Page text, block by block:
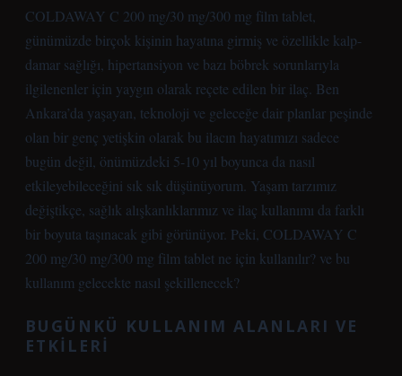
COLDAWAY C 200 mg/30 mg/300 mg film tablet,
günümüzde birçok kişinin hayatına girmiş ve özellikle kalp-
damar sağlığı, hipertansiyon ve bazı böbrek sorunlarıyla
ilgilenenler için yaygın olarak reçete edilen bir ilaç. Ben
Ankara’da yaşayan, teknoloji ve geleceğe dair planlar peşinde
olan bir genç yetişkin olarak bu ilacın hayatımızı sadece
bugün değil, önümüzdeki 5-10 yıl boyunca da nasıl
etkileyebileceğini sık sık düşünüyorum. Yaşam tarzımız
değiştikçe, sağlık alışkanlıklarımız ve ilaç kullanımı da farklı
bir boyuta taşınacak gibi görünüyor. Peki, COLDAWAY C
200 mg/30 mg/300 mg film tablet ne için kullanılır? ve bu
kullanım gelecekte nasıl şekillenecek?
BUGÜNKÜ KULLANIM ALANLARI VE
ETKILERI